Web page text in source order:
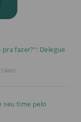
fazer?”: Delegue
seu time pelo